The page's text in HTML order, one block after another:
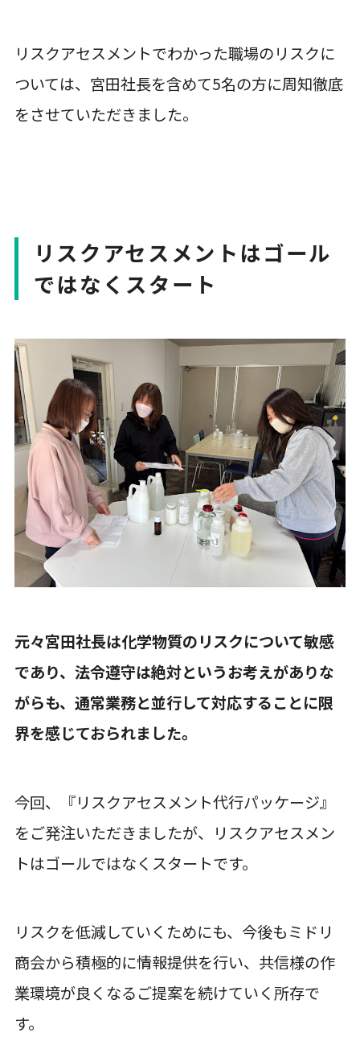
リスクアセスメントでわかった職場のリスクに
ついては、宮田社長を含めて5名の方に周知徹底
をさせていただきました。
リスクアセスメントはゴール
ではなくスタート
元々宮田社長は化学物質のリスクについて敏感
であり、法令遵守は絶対というお考えがありな
がらも、通常業務と並行して対応することに限
界を感じておられました。
今回、『リスクアセスメント代行パッケージ』
をご発注いただきましたが、リスクアセスメン
トはゴールではなくスタートです。
リスクを低減していくためにも、今後もミドリ
商会から積極的に情報提供を行い、共信様の作
業環境が良くなるご提案を続けていく所存で
す。